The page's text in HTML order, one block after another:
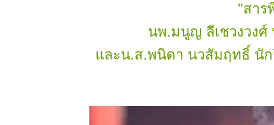
"สาร
นพ.มนูญ ลีเชวงวงศ์
ละน.ส.พนิดา นวสัมฤทธิ์ นัก